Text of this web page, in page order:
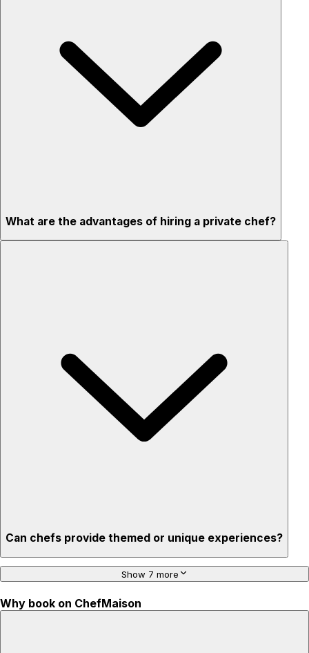
What are the advantages of hiring a private chef?
Privacy – skip crowded restaurants
'Chef’s table' storytelling – watch and learn as dishes are
Can chefs provide themed or unique experiences?
Show 7 more
Why book on ChefMaison